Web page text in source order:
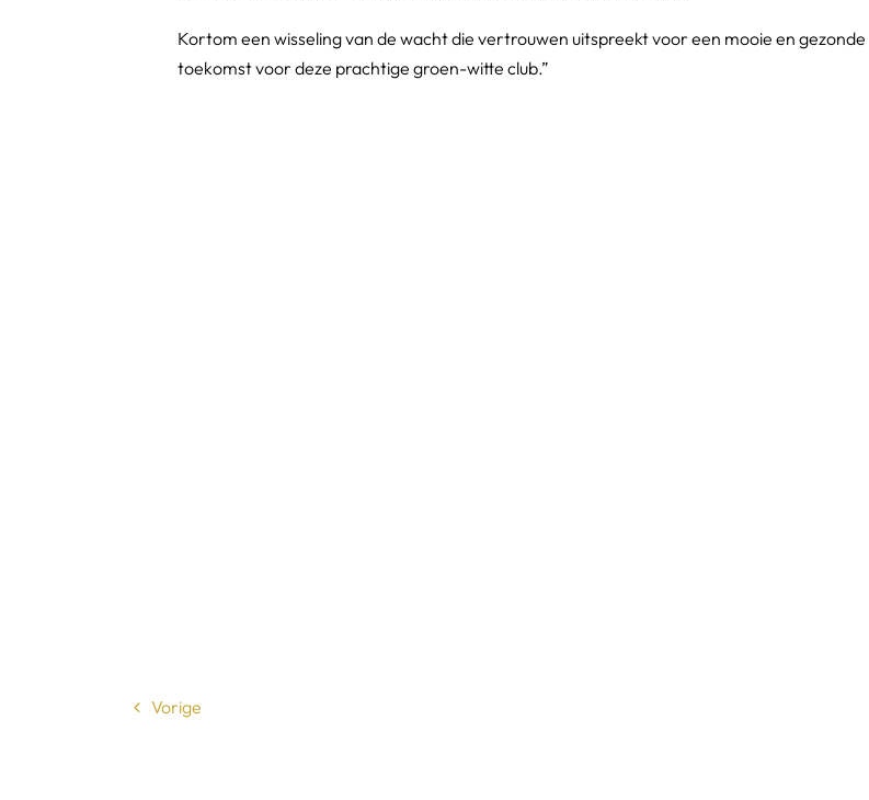
Kortom een wisseling van de wacht die vertrouwen uitspreekt voor een mooie en gezonde
toekomst voor deze prachtige groen-witte club.”
Vorige